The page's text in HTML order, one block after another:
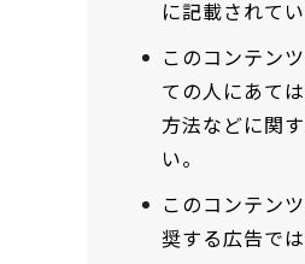
に記載されて
このコンテン
ての人にあて
方法などに関
い。
このコンテン
奨する広告で